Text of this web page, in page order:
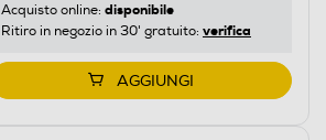
Acquisto online: disponibile
Ritiro in negozio in 30' gratuito: verifica
AGGIUNGI